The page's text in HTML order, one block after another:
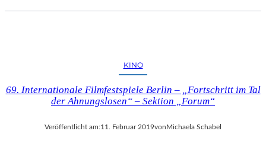
KINO
69. Internationale Filmfestspiele Berlin – „Fortschritt im Tal
der Ahnungslosen“ – Sektion „Forum“
Veröffentlicht am:11. Februar 2019vonMichaela Schabel